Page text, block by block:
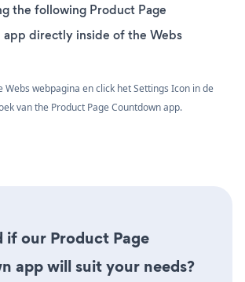
the following Product Page
directly inside of the Webs
Webs webpagina en click het Settings Icon in de
van the Product Page Countdown app.
if our Product Page
app will suit your needs?